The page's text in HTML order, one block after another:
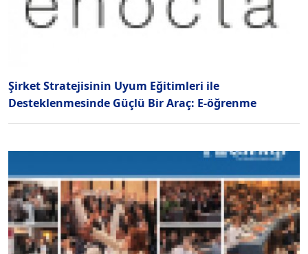
Şirket Stratejisinin Uyum Eğitimleri ile
Desteklenmesinde Güçlü Bir Araç: E-öğrenme